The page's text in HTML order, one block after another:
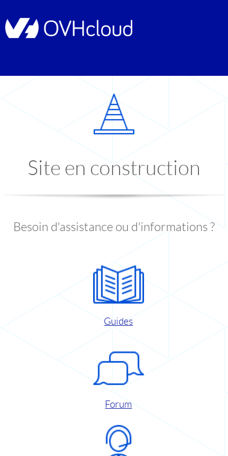
Site en construction
Besoin d'assistance ou d'informations ?
Guides
Forum